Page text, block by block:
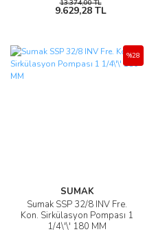
13.374,00 TL
9.629,28 TL
SUMAK
Sumak SSP 32/8 INV Fre.
Kon. Sirkülasyon Pompası 1
1/4\'\' 180 MM
%28